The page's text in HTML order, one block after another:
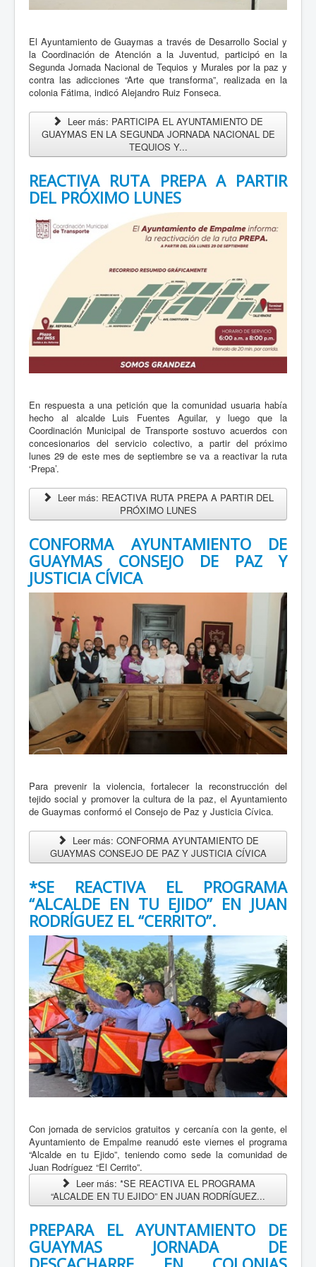
de Pueblitos mediante una nueva jornada de Sonora Atiende
que, a pesar de...
Leer mas...
formación de nuevos líderes en seguridad, justicia y
servicio a la sociedad
Con el objetivo de ampliar las oportunidades de formación
profesional y fortalecer las capacidades de quienes buscan
contribuir al servicio público, la Universidad de la Seguridad
Pública (USP) de...
Leer mas...
Llegan Clínicas Móviles de Salud a municipios de la
sierra de Sonora
13 Julio 2026
- Con el propósito de acercar servicios médicos gratuitos a
las comunidades, el Gobierno de Sonora, a través de la
Secretaría de Salud Pública (SSP), informó que esta
Leer mas...
El Ayuntamiento de Guaymas a través de Desarrollo Social y
la Coordinación de Atención a la Juventud, participó en la
Segunda Jornada Nacional de Tequios y Murales por la paz y
contra las adicciones “Arte que transforma”, realizada en la
colonia Fátima, indicó Alejandro Ruiz Fonseca.
Leer más: PARTICIPA EL AYUNTAMIENTO DE
GUAYMAS EN LA SEGUNDA JORNADA NACIONAL DE
TEQUIOS Y...
REACTIVA RUTA PREPA A PARTIR
DEL PRÓXIMO LUNES
En respuesta a una petición que la comunidad usuaria había
hecho al alcalde Luis Fuentes Aguilar, y luego que la
Coordinación Municipal de Transporte sostuvo acuerdos con
concesionarios del servicio colectivo, a partir del próximo
lunes 29 de este mes de septiembre se va a reactivar la ruta
‘Prepa’.
Leer más: REACTIVA RUTA PREPA A PARTIR DEL
PRÓXIMO LUNES
CONFORMA AYUNTAMIENTO DE
GUAYMAS CONSEJO DE PAZ Y
JUSTICIA CÍVICA
Para prevenir la violencia, fortalecer la reconstrucción del
tejido social y promover la cultura de la paz, el Ayuntamiento
de Guaymas conformó el Consejo de Paz y Justicia Cívica.
Leer más: CONFORMA AYUNTAMIENTO DE
GUAYMAS CONSEJO DE PAZ Y JUSTICIA CÍVICA
*SE REACTIVA EL PROGRAMA
“ALCALDE EN TU EJIDO” EN JUAN
RODRÍGUEZ EL “CERRITO”.
Con jornada de servicios gratuitos y cercanía con la gente, el
Ayuntamiento de Empalme reanudó este viernes el programa
“Alcalde en tu Ejido”, teniendo como sede la comunidad de
Juan Rodríguez “El Cerrito”.
Leer más: *SE REACTIVA EL PROGRAMA
“ALCALDE EN TU EJIDO” EN JUAN RODRÍGUEZ...
PREPARA EL AYUNTAMIENTO DE
GUAYMAS JORNADA DE